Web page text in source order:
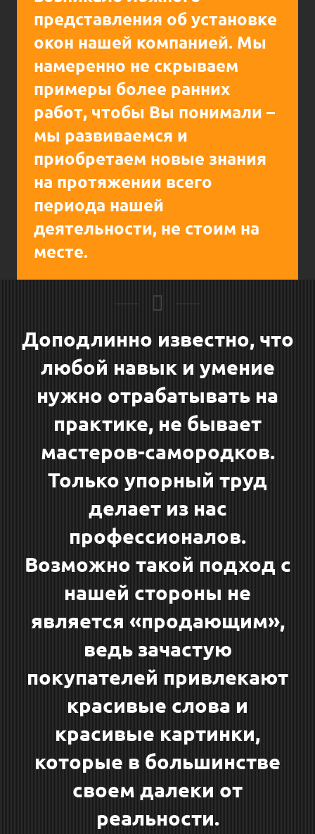
представления об установке
окон нашей компанией. Мы
намеренно не скрываем
примеры более ранних
работ, чтобы Вы понимали –
мы развиваемся и
приобретаем новые знания
на протяжении всего
периода нашей
деятельности, не стоим на
месте.
Доподлинно известно, что
любой навык и умение
нужно отрабатывать на
практике, не бывает
мастеров-самородков.
Только упорный труд
делает из нас
профессионалов.
Возможно такой подход с
нашей стороны не
является «продающим»,
ведь зачастую
покупателей привлекают
красивые слова и
красивые картинки,
которые в большинстве
своем далеки от
реальности.